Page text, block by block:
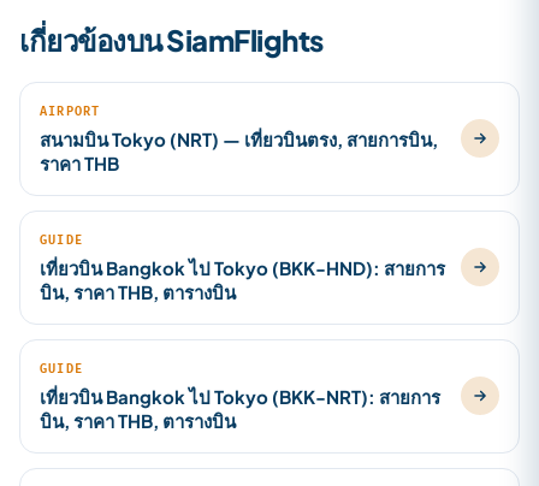
เกี่ยวข้องบน SiamFlights
AIRPORT
สนามบิน Tokyo (NRT) — เที่ยวบินตรง, สายการบิน,
ราคา THB
GUIDE
เที่ยวบิน Bangkok ไป Tokyo (BKK-HND): สายการ
บิน, ราคา THB, ตารางบิน
GUIDE
เที่ยวบิน Bangkok ไป Tokyo (BKK-NRT): สายการ
บิน, ราคา THB, ตารางบิน